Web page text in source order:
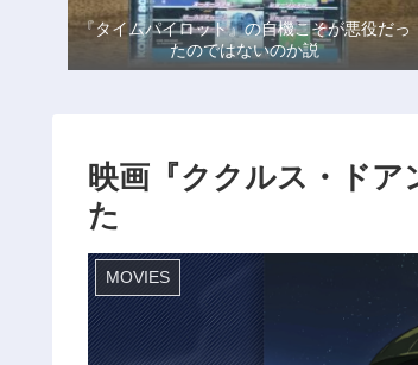
『タイムパイロット』の自機こそが悪役だっ
たのではないのか説
映画『ククルス・ド
た
MOVIES